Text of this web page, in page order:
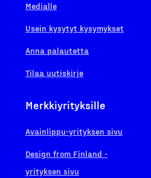
Medialle
Usein kysytyt kysymykset
Anna palautetta
Tilaa uutiskirje
Merkkiyrityksille
Avainlippu-yrityksen sivu
Design from Finland -
yrityksen sivu